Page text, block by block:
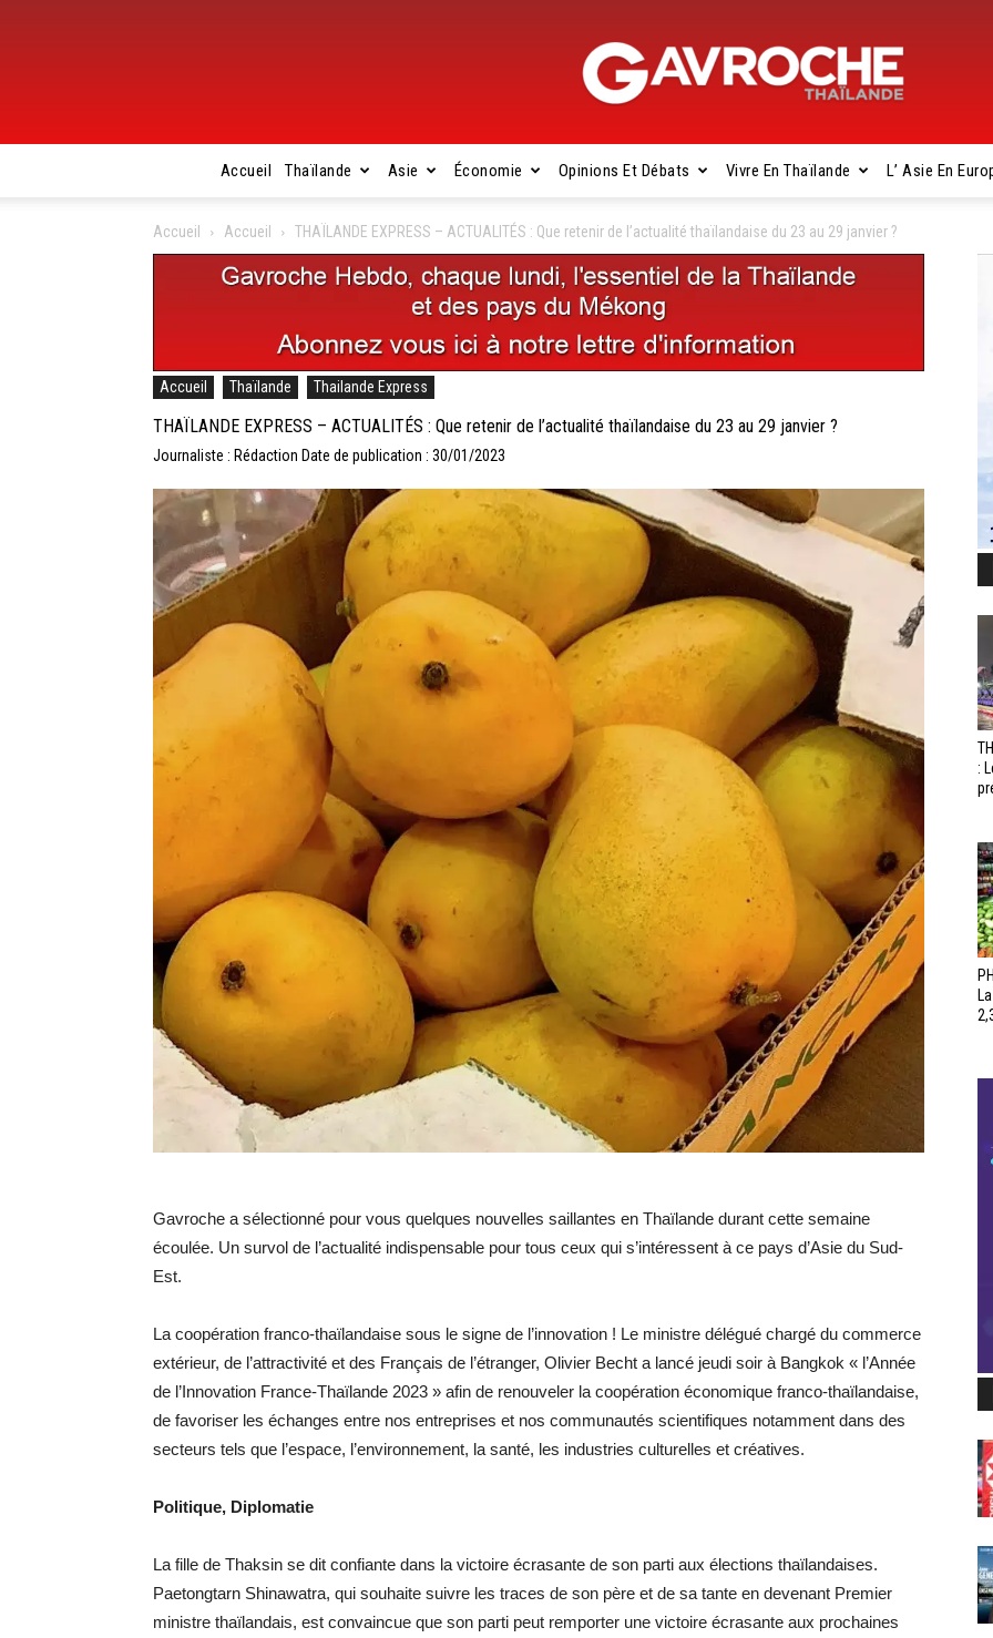
Gavroche
Accueil Thaïlande Asie Économie Opinions Et Débats Vivre En Thaïlande L’ Asie En
Accueil Accueil THAÏLANDE EXPRESS – ACTUALITÉS : Que retenir de l’actualité thaïlandaise du 23 au 29 janvier ?
Accueil Thaïlande Thailande Express
THAÏLANDE EXPRESS – ACTUALITÉS : Que retenir de l’actualité thaïlandaise du 23 au 29 janvier ?
Journaliste : Rédaction Date de publication : 30/01/2023
Gavroche a sélectionné pour vous quelques nouvelles saillantes en Thaïlande durant cette semaine
écoulée. Un survol de l’actualité indispensable pour tous ceux qui s’intéressent à ce pays d’Asie du Sud-
Est.
La coopération franco-thaïlandaise sous le signe de l’innovation ! Le ministre délégué chargé du commerce
extérieur, de l’attractivité et des Français de l’étranger, Olivier Becht a lancé jeudi soir à Bangkok « l’Année
de l’Innovation France-Thaïlande 2023 » afin de renouveler la coopération économique franco-thaïlandaise,
de favoriser les échanges entre nos entreprises et nos communautés scientifiques notamment dans des
secteurs tels que l’espace, l’environnement, la santé, les industries culturelles et créatives.
Politique, Diplomatie
La fille de Thaksin se dit confiante dans la victoire écrasante de son parti aux élections thaïlandaises.
Paetongtarn Shinawatra, qui souhaite suivre les traces de son père et de sa tante en devenant Premier
ministre thaïlandais, est convaincue que son parti peut remporter une victoire écrasante aux prochaines
: